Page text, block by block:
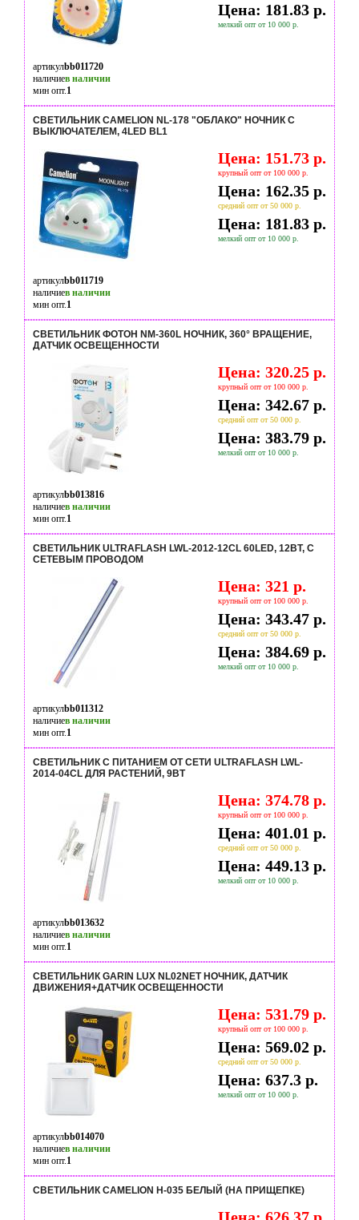
Цена: 181.83 р.
мелкий опт от 10 000 р.
артикулbb011720
наличиев наличии
мин опт.1
СВЕТИЛЬНИК CAMELION NL-178 "ОБЛАКО" НОЧНИК С
ВЫКЛЮЧАТЕЛЕМ, 4LED BL1
Цена: 151.73 р.
крупный опт от 100 000 р.
Цена: 162.35 р.
средний опт от 50 000 р.
Цена: 181.83 р.
мелкий опт от 10 000 р.
артикулbb011719
наличиев наличии
мин опт.1
СВЕТИЛЬНИК ФОТОН NM-360L НОЧНИК, 360° ВРАЩЕНИЕ,
ДАТЧИК ОСВЕЩЕННОСТИ
Цена: 320.25 р.
крупный опт от 100 000 р.
Цена: 342.67 р.
средний опт от 50 000 р.
Цена: 383.79 р.
мелкий опт от 10 000 р.
артикулbb013816
наличиев наличии
мин опт.1
СВЕТИЛЬНИК ULTRAFLASH LWL-2012-12CL 60LED, 12ВТ, С
СЕТЕВЫМ ПРОВОДОМ
Цена: 321 р.
крупный опт от 100 000 р.
Цена: 343.47 р.
средний опт от 50 000 р.
Цена: 384.69 р.
мелкий опт от 10 000 р.
артикулbb011312
наличиев наличии
мин опт.1
СВЕТИЛЬНИК С ПИТАНИЕМ ОТ СЕТИ ULTRAFLASH LWL-
2014-04CL ДЛЯ РАСТЕНИЙ, 9ВТ
Цена: 374.78 р.
крупный опт от 100 000 р.
Цена: 401.01 р.
средний опт от 50 000 р.
Цена: 449.13 р.
мелкий опт от 10 000 р.
артикулbb013632
наличиев наличии
мин опт.1
СВЕТИЛЬНИК GARIN LUX NL02NET НОЧНИК, ДАТЧИК
ДВИЖЕНИЯ+ДАТЧИК ОСВЕЩЕННОСТИ
Цена: 531.79 р.
крупный опт от 100 000 р.
Цена: 569.02 р.
средний опт от 50 000 р.
Цена: 637.3 р.
мелкий опт от 10 000 р.
артикулbb014070
наличиев наличии
мин опт.1
СВЕТИЛЬНИК CAMELION H-035 БЕЛЫЙ (НА ПРИЩЕПКЕ)